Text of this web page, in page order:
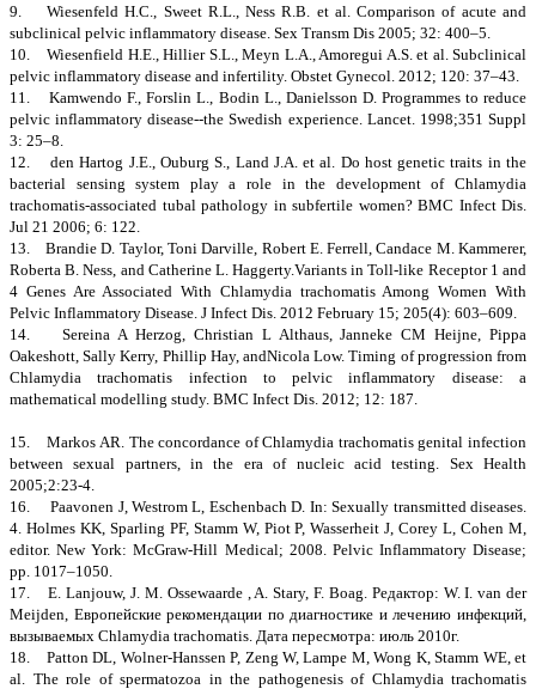
9. Wiesenfeld H.C., Sweet R.L., Ness R.B. et al. Comparison of acute and
subclinical pelvic inflammatory disease. Sex Transm Dis 2005; 32: 400–5.
10. Wiesenfield H.E., Hillier S.L., Meyn L.A., Amoregui A.S. et al. Subclinical
pelvic inflammatory disease and infertility. Obstet Gynecol. 2012; 120: 37–43.
11. Kamwendo F., Forslin L., Bodin L., Danielsson D. Programmes to reduce
pelvic inflammatory disease--the Swedish experience. Lancet. 1998;351 Suppl
3: 25–8.
12. den Hartog J.E., Ouburg S., Land J.A. et al. Do host genetic traits in the
bacterial sensing system play a role in the development of Chlamydia
trachomatis-associated tubal pathology in subfertile women? BMC Infect Dis.
Jul 21 2006; 6: 122.
13. Brandie D. Taylor, Toni Darville, Robert E. Ferrell, Candace M. Kammerer,
Roberta B. Ness, and Catherine L. Haggerty.Variants in Toll-like Receptor 1 and
4 Genes Are Associated With Chlamydia trachomatis Among Women With
Pelvic Inflammatory Disease. J Infect Dis. 2012 February 15; 205(4): 603–609.
14. Sereina A Herzog, Christian L Althaus, Janneke CM Heijne, Pippa
Oakeshott, Sally Kerry, Phillip Hay, andNicola Low. Timing of progression from
Chlamydia trachomatis infection to pelvic inflammatory disease: a
mathematical modelling study. BMC Infect Dis. 2012; 12: 187.
15. Markos AR. The concordance of Chlamydia trachomatis genital infection
between sexual partners, in the era of nucleic acid testing. Sex Health
2005;2:23-4.
16. Paavonen J, Westrom L, Eschenbach D. In: Sexually transmitted diseases.
4. Holmes KK, Sparling PF, Stamm W, Piot P, Wasserheit J, Corey L, Cohen M,
editor. New York: McGraw-Hill Medical; 2008. Pelvic Inflammatory Disease;
pp. 1017–1050.
17. E. Lanjouw, J. M. Ossewaarde , A. Stary, F. Boag. Редактор: W. I. van der
Meijden, Европейские рекомендации по диагностике и лечению инфекций,
вызываемых Chlamydia trachomatis. Дата пересмотра: июль 2010г.
18. Patton DL, Wolner-Hanssen P, Zeng W, Lampe M, Wong K, Stamm WE, et
al. The role of spermatozoa in the pathogenesis of Chlamydia trachomatis